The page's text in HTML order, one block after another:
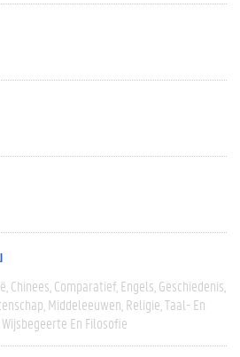
Chinees Comparatief Engels Geschiedenis
Middeleeuwen Religie Taal- En
Wijsbegeerte En Filosofie